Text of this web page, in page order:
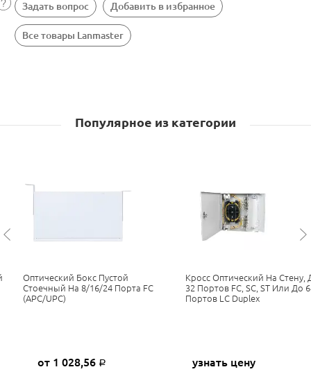
Задать вопрос Добавить в избранное
Все товары Lanmaster
Популярное из категории
Оптический Бокс Пустой
Стоечный На 8/16/24 Порта FC
(APC/UPC)
от 1 028,56 Р
Кросс Оптический На Стену,
32 Портов FC, SC, ST Или До
Портов LC Duplex
узнать цену